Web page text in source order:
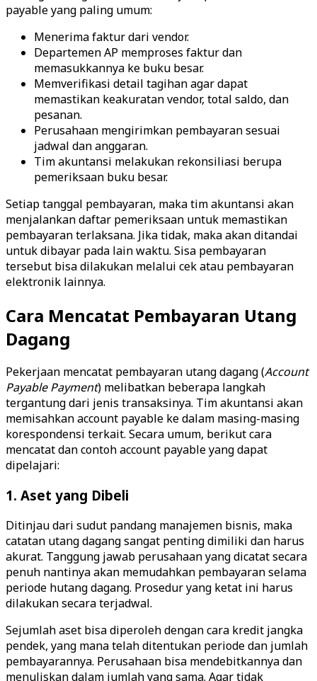
payable yang paling umum:
Menerima faktur dari vendor.
Departemen AP memproses faktur dan
memasukkannya ke buku besar.
Memverifikasi detail tagihan agar dapat
memastikan keakuratan vendor, total saldo, dan
pesanan.
Perusahaan mengirimkan pembayaran sesuai
jadwal dan anggaran.
Tim akuntansi melakukan rekonsiliasi berupa
pemeriksaan buku besar.
Setiap tanggal pembayaran, maka tim akuntansi akan
menjalankan daftar pemeriksaan untuk memastikan
pembayaran terlaksana. Jika tidak, maka akan ditandai
untuk dibayar pada lain waktu. Sisa pembayaran
tersebut bisa dilakukan melalui cek atau pembayaran
elektronik lainnya.
Cara Mencatat Pembayaran Utang
Dagang
Pekerjaan mencatat pembayaran utang dagang (Account
Payable Payment) melibatkan beberapa langkah
tergantung dari jenis transaksinya. Tim akuntansi akan
memisahkan account payable ke dalam masing-masing
korespondensi terkait. Secara umum, berikut cara
mencatat dan contoh account payable yang dapat
dipelajari:
1. Aset yang Dibeli
Ditinjau dari sudut pandang manajemen bisnis, maka
catatan utang dagang sangat penting dimiliki dan harus
akurat. Tanggung jawab perusahaan yang dicatat secara
penuh nantinya akan memudahkan pembayaran selama
periode hutang dagang. Prosedur yang ketat ini harus
dilakukan secara terjadwal.
Sejumlah aset bisa diperoleh dengan cara kredit jangka
pendek, yang mana telah ditentukan periode dan jumlah
pembayarannya. Perusahaan bisa mendebitkannya dan
menuliskan dalam jumlah yang sama. Agar tidak